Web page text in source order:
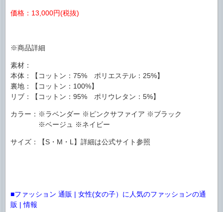
価格：13,000円(税抜)
※商品詳細
素材：
本体：【コットン：75% ポリエステル：25%】
裏地：【コットン：100%】
リブ：【コットン：95% ポリウレタン：5%】
カラー：※ラベンダー ※ピンクサファイア ※ブラック
※ベージュ ※ネイビー
サイズ：【S・M・L】詳細は公式サイト参照
■ファッション 通販 | 女性(女の子）に人気のファッションの通
販 | 情報